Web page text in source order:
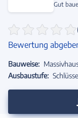
Gut
Bewertung
Bauweise:
Ausbaustufe: